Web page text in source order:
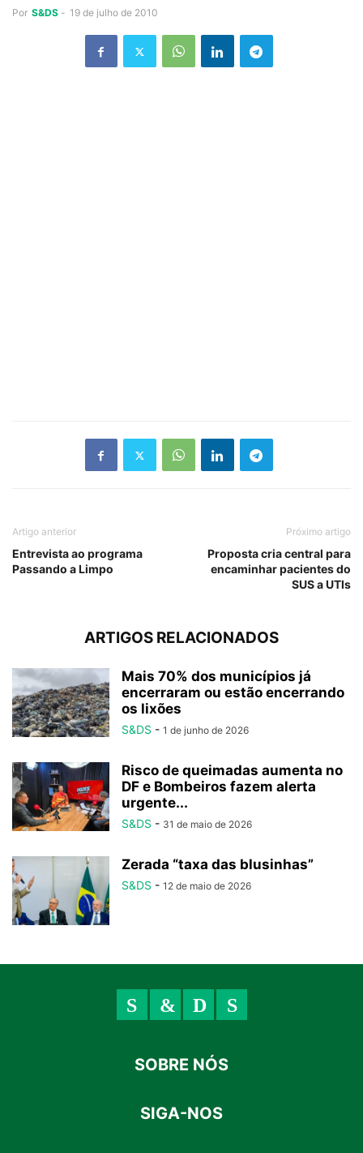
Por S&DS - 19 de julho de 2010
Artigo anterior
Entrevista ao programa
Passando a Limpo
Próximo artigo
Proposta cria central para
encaminhar pacientes do
SUS a UTIs
ARTIGOS RELACIONADOS
Mais 70% dos municípios já
encerraram ou estão encerrando
os lixões
S&DS - 1 de junho de 2026
Risco de queimadas aumenta no
DF e Bombeiros fazem alerta
urgente...
S&DS - 31 de maio de 2026
Zerada “taxa das blusinhas”
S&DS - 12 de maio de 2026
SOBRE NÓS
SIGA-NOS